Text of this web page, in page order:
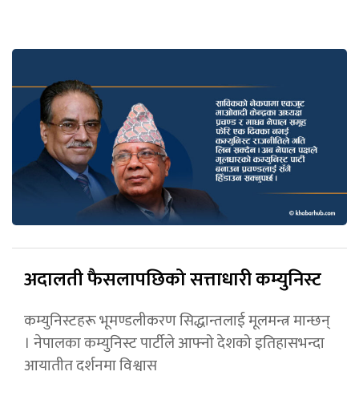
अदालती फैसलापछिको सत्ताधारी कम्युनिस्ट
कम्युनिस्टहरू भूमण्डलीकरण सिद्धान्तलाई मूलमन्त्र मान्छन्
। नेपालका कम्युनिस्ट पार्टीले आफ्नो देशको इतिहासभन्दा
आयातीत दर्शनमा विश्वास